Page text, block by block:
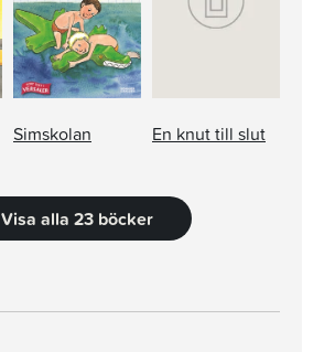
Simskolan En knut till slut
Visa alla 23 böcker